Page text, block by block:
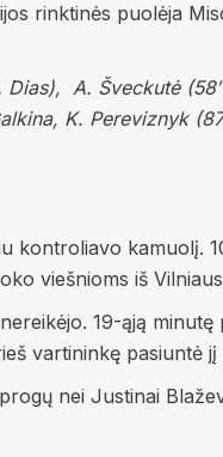
rinktinės puolėja
A. Šveckutė
K. Pereviznyk
kontroliavo kamuolį.
viešnioms iš
19-ąją
vartininkę pasiuntė
nei Justinai